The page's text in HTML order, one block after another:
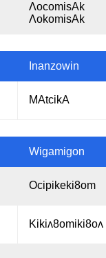
ΛocomisAk
ΛokomisAk
Inanzowin
MAtcikA
Wigamigon
Ocipikeki8om
Kikiʌ8omiki8oʌ